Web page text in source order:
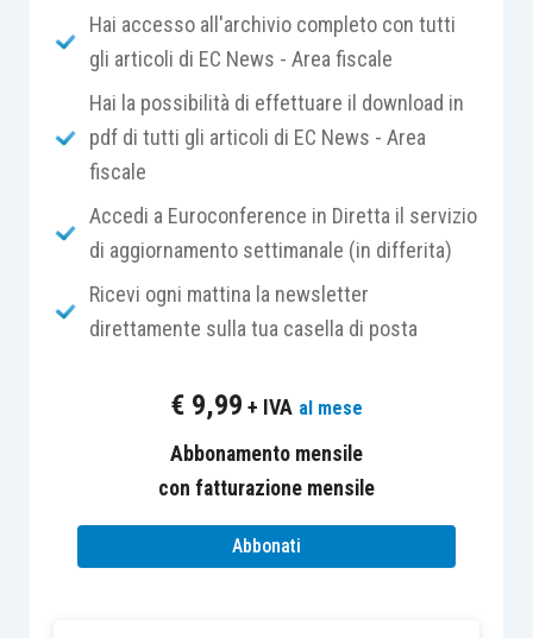
Ricordiamo infatti che la predisposizione di un
piano di risanamentoè alla base dei seguenti
strumenti negoziali attualmente previsti dalla
normativa fallimentare:
piano attestato di risanamento di cui
all’articolo 67 L.F.;
cui all’
concordato preventivo di cui all’
la continuità aziendale.
Il concetto di risanamento presuppone da un lato
dall’altro, la volontà dell’organo amministrativo di
Hai accesso all'archivio completo con tutti
gli articoli di EC News - Area fiscale
Hai la possibilità di effettuare il download in
pdf di tutti gli articoli di EC News - Area
fiscale
Accedi a Euroconference in Diretta il servizio
di aggiornamento settimanale (in differita)
Ricevi ogni mattina la newsletter
direttamente sulla tua casella di posta
€ 9,99 + IVA al mese
Abbonamento mensile
con fatturazione mensile
Abbonati